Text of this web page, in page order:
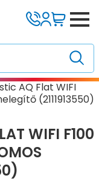
AQ Flat WIFI
(2111913550)
WIFI F100